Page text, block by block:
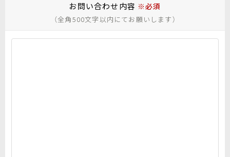
お問い合わせ内容 ※必須
（全角500文字以内にてお願いします）